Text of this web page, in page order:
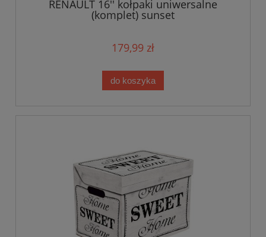
RENAULT 16'' kołpaki uniwersalne
(komplet) sunset
179,99 zł
do koszyka